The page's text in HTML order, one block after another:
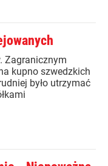
Zagranicznym
kupno szwedzkich
było utrzymać